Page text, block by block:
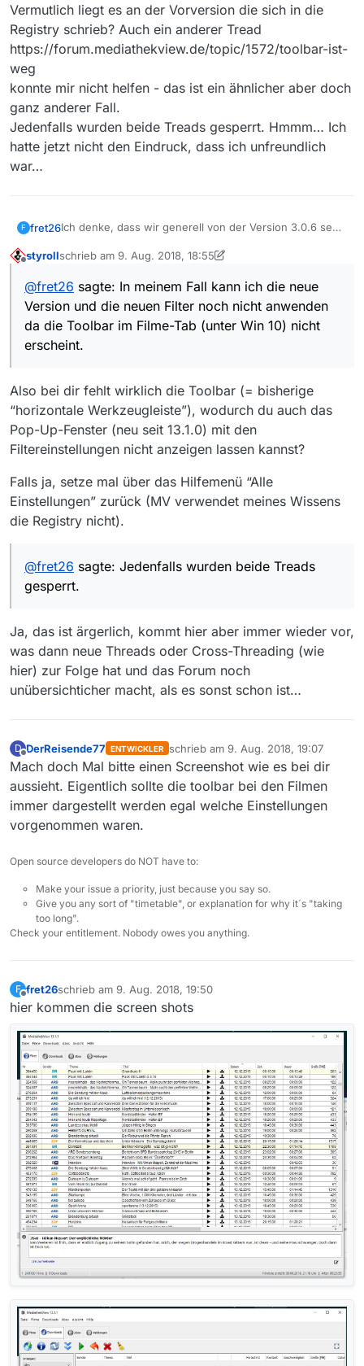
Vermutlich liegt es an der Vorversion die sich in die
Registry schrieb? Auch ein anderer Tread
https://forum.mediathekview.de/topic/1572/toolbar-ist-
weg
konnte mir nicht helfen - das ist ein ähnlicher aber doch
ganz anderer Fall.
Jedenfalls wurden beide Treads gesperrt. Hmmm… Ich
hatte jetzt nicht den Eindruck, dass ich unfreundlich
war…
F fret26Ich denke, dass wir generell von der Version 3.0.6 sehr
generellen Bedienerfreundlichkeit. Ich bin aber sicher,
kommenden Versionen.
In meinem Fall kann ich die neue Version und die neuen
(unter Win 10) nicht erscheint.
https://forum.mediathekview.de/topic/1606/keine-
toolbar-im-filmetab-13-1-1
Vermutlich liegt es an der Vorversion die sich in die
Registry schrieb? Auch ein anderer Tread
konnte mir nicht helfen - das ist ein ähnlicher aber doch
ganz anderer Fall.
Jedenfalls wurden beide Treads gesperrt. Hmmm… Ich
hatte jetzt nicht den Eindruck, dass ich unfreundlich
styrollschrieb am 9. Aug. 2018, 18:55
zuletzt editiert von styroll 8. Sept. 2018, 21:07
@fret26 sagte: In meinem Fall kann ich die neue
Version und die neuen Filter noch nicht anwenden
da die Toolbar im Filme-Tab (unter Win 10) nicht
erscheint.
Also bei dir fehlt wirklich die Toolbar (= bisherige
“horizontale Werkzeugleiste”), wodurch du auch das
Pop-Up-Fenster (neu seit 13.1.0) mit den
Filtereinstellungen nicht anzeigen lassen kannst?
Falls ja, setze mal über das Hilfemenü “Alle
Einstellungen” zurück (MV verwendet meines Wissens
die Registry nicht).
@fret26 sagte: Jedenfalls wurden beide Treads
gesperrt.
Ja, das ist ärgerlich, kommt hier aber immer wieder vor,
was dann neue Threads oder Cross-Threading (wie
hier) zur Folge hat und das Forum noch
unübersichticher macht, als es sonst schon ist…
D
Offline
DerReisende77 ENTWICKLER schrieb am 9. Aug. 2018, 19:07
zuletzt editiert von
Mach doch Mal bitte einen Screenshot wie es bei dir
aussieht. Eigentlich sollte die toolbar bei den Filmen
immer dargestellt werden egal welche Einstellungen
vorgenommen waren.
Open source developers do NOT have to:
Make your issue a priority, just because you say so.
Give you any sort of "timetable", or explanation for why it´s "taking
too long".
Check your entitlement. Nobody owes you anything.
F
Offline
fret26schrieb am 9. Aug. 2018, 19:50
zuletzt editiert von
hier kommen die screen shots